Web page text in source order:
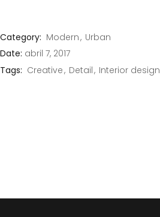
Category: Modern Urban
Date: abril 7, 2017
Tags: Creative Detail Interior design